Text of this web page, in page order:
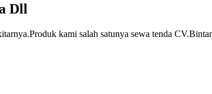
Dll
kami salah satunya sewa tenda